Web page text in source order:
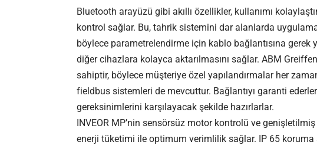
Bluetooth arayüzü gibi akıllı özellikler, kullanımı
kontrol sağlar. Bu, tahrik sistemini dar alanlarda
böylece parametrelendirme için kablo bağlantısına gerek
diğer cihazlara kolayca aktarılmasını sağlar. ABM
sahiptir, böylece müşteriye özel yapılandırmalar her
fieldbus sistemleri de mevcuttur. Bağlantıyı garanti
gereksinimlerini karşılayacak şekilde hazırlarlar.
INVEOR MP’nin sensörsüz motor kontrolü ve
enerji tüketimi ile optimum verimlilik sağlar. IP 65 koruma